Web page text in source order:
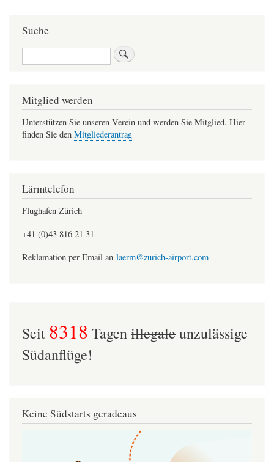
Suche
Suche
Mitglied werden
Unterstützen Sie unseren Verein und werden Sie Mitglied. Hier
finden Sie den Mitgliederantrag
Lärmtelefon
Flughafen Zürich
+41 (0)43 816 21 31
Reklamation per Email an laerm@zurich-airport.com
Seit 8318 Tagenillegaleunzulässige
Südanflüge!
Keine Südstarts geradeaus